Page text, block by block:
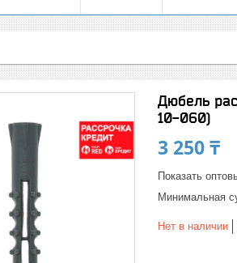
Дюбель
10-060)
3 250 ₸
Показать
Минимальная
Нет в наличии